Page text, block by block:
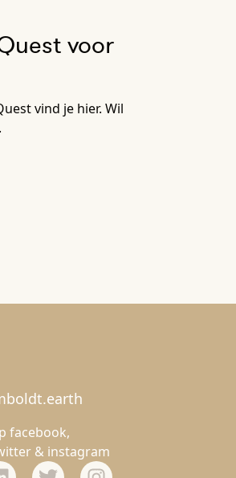
voor
vind je hier. Wil
facebook,
& instagram